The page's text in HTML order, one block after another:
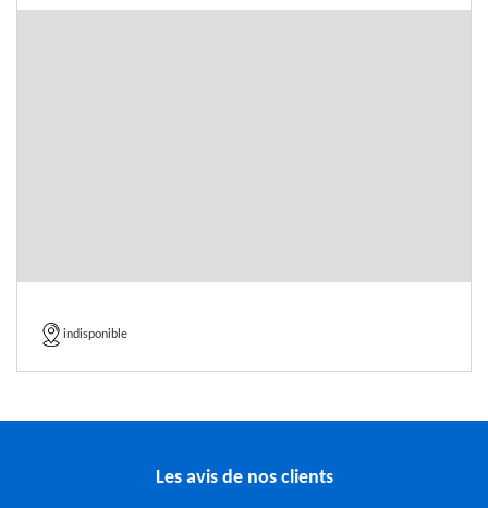
indisponible
Les avis de nos clients